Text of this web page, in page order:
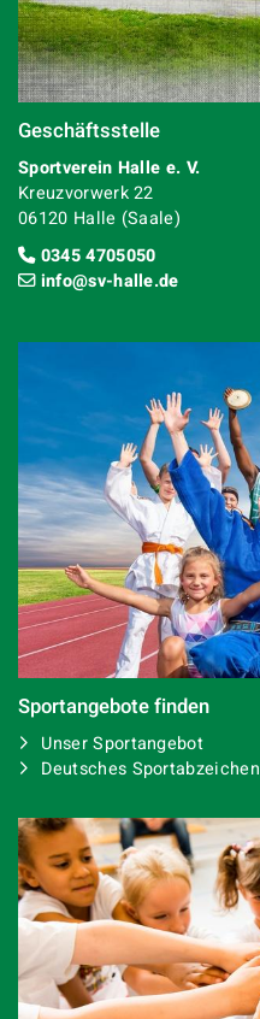
Geschäftsstelle
Sportverein Halle e. V.
Kreuzvorwerk 22
06120 Halle (Saale)
0345 4705050
info@sv-halle.de
Sportangebote finden
Unser Sportangebot
Deutsches Sportabzeichen